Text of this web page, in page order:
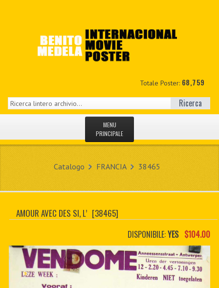
Totale Poster: 68,759
Ricerca
MENU
PRINCIPALE
IL MIO CONTO
CONTATTO
CUSTOM PDF
Catalogo FRANCIA 38465
AMOUR AVEC DES SI, L’ [38465]
DISPONIBILE:YES $104.00